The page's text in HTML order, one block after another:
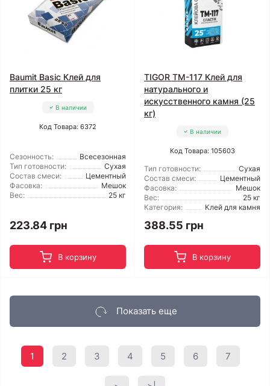
Baumit Basic Клей для
плитки 25 кг
В наличии
Код Товара: 6372
Сезонность:
Всесезонная
Тип готовности:
Сухая
Состав смеси:
Цементный
Фасовка:
Мешок
Вес:
25 кг
223.84 грн
В корзину
TIGOR TM-117 Клей для
натурального и
искусственного камня (25
кг)
В наличии
Код Товара: 105603
Тип готовности:
Сухая
Состав смеси:
Цементный
Фасовка:
Мешок
Вес:
25 кг
Категория:
Клей для камня
388.55 грн
В корзину
Показать еще
1 2 3 4 5 6 7